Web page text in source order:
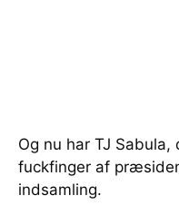
Og nu har TJ
fuckfinger af
indsamling.